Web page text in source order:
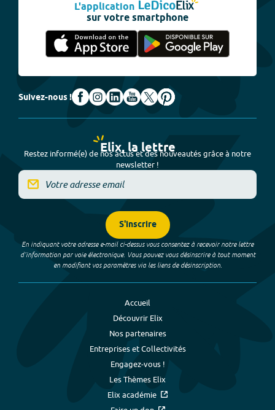
L'application
sur votre smartphone
Suivez-nous !
Elix, la lettre
Restez informé(e) de nos actus et des nouveautés grâce à notre
newsletter !
S'inscrire
En indiquant votre adresse e-mail ci-dessus vous consentez à recevoir notre lettre
d’information par voie électronique. Vous pouvez vous désinscrire à tout moment
en modifiant vos paramètres via les liens de désinscription.
Accueil
Découvrir Elix
Nos partenaires
Entreprises et Collectivités
Engagez-vous !
Les Thèmes Elix
Elix académie